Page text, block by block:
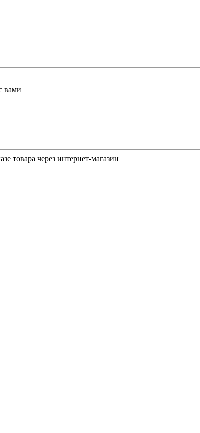
вами
товара через интернет-магазин